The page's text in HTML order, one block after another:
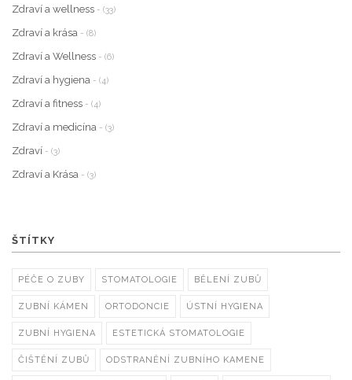
Zdraví a wellness - (33)
Zdraví a krása - (8)
Zdraví a Wellness - (6)
Zdraví a hygiena - (4)
Zdraví a fitness - (4)
Zdraví a medicína - (3)
Zdraví - (3)
Zdraví a Krása - (3)
ŠTÍTKY
PÉČE O ZUBY STOMATOLOGIE BĚLENÍ ZUBŮ
ZUBNÍ KÁMEN ORTODONCIE ÚSTNÍ HYGIENA
ZUBNÍ HYGIENA ESTETICKÁ STOMATOLOGIE
ČIŠTĚNÍ ZUBŮ ODSTRANĚNÍ ZUBNÍHO KAMENE